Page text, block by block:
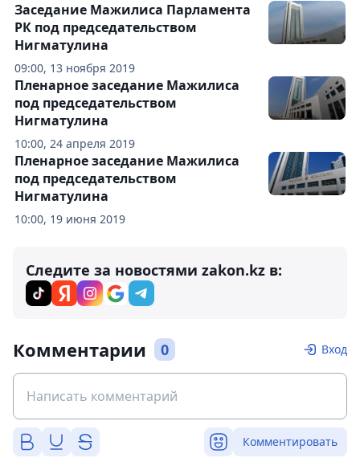
09:00, 13 ноября 2019
Заседание Мажилиса Парламента
РК под председательством
Нигматулина
10:00, 24 апреля 2019
Пленарное заседание Мажилиса
под председательством
Нигматулина
10:00, 19 июня 2019
Пленарное заседание Мажилиса
под председательством
Нигматулина
Следите за новостями zakon.kz в:
Комментарии 0 Вход
Комментировать